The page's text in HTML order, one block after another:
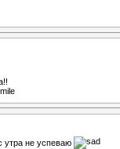
утра не успеваю